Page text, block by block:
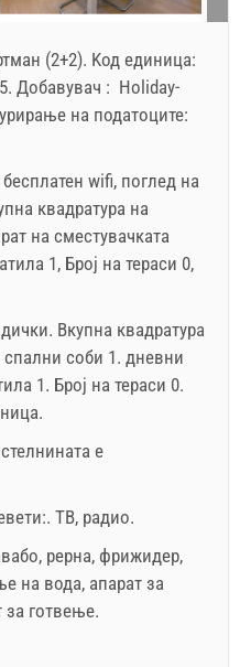
(2+2). Kод единица:
. Добавувач : Holiday-
на податоците:
бесплатен wifi, поглед на
квадратура на
на сместувачката
1, Број на тераси 0,
Вкупна квадратура
спални соби 1. дневни
1. Број на тераси 0.
е
ТВ, радио.
, рерна, фрижидер,
на вода, апарат за
за готвење.